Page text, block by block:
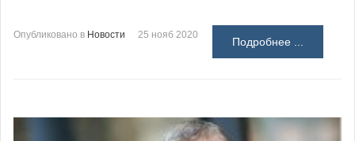
Опубликовано в Новости 25 нояб 2020
Подробнее ...